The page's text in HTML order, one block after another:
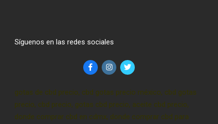
Síguenos en las redes sociales
gotas de cbd precio, cbd gotas precio méxico, cbd gotas
precio, cbd precio, gotas cbd precio, aceite cbd precio,
donde comprar cbd en cdmx, donde comprar cbd para